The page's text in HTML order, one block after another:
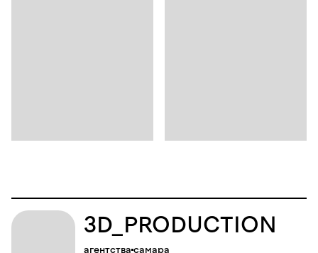
3D_PRODUCTION
агентства самара